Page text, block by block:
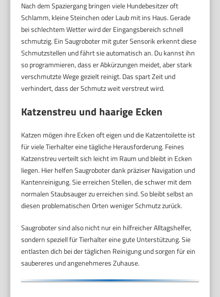
Nach dem Spaziergang bringen viele Hundebesitzer oft
Schlamm, kleine Steinchen oder Laub mit ins Haus. Gerade
bei schlechtem Wetter wird der Eingangsbereich schnell
schmutzig. Ein Saugroboter mit guter Sensorik erkennt diese
Schmutzstellen und fährt sie automatisch an. Du kannst ihn
so programmieren, dass er Abkürzungen meidet, aber stark
verschmutzte Wege gezielt reinigt. Das spart Zeit und
verhindert, dass der Schmutz weit verstreut wird.
Katzenstreu und haarige Ecken
Katzen mögen ihre Ecken oft eigen und die Katzentoilette ist
für viele Tierhalter eine tägliche Herausforderung. Feines
Katzenstreu verteilt sich leicht im Raum und bleibt in Ecken
liegen. Hier helfen Saugroboter dank präziser Navigation und
Kantenreinigung. Sie erreichen Stellen, die schwer mit dem
normalen Staubsauger zu erreichen sind. So bleibt selbst an
diesen problematischen Orten weniger Schmutz zurück.
Saugroboter sind also nicht nur ein hilfreicher Alltagshelfer,
sondern speziell für Tierhalter eine gute Unterstützung. Sie
entlasten dich bei der täglichen Reinigung und sorgen für ein
saubereres und angenehmeres Zuhause.